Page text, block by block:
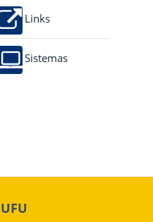
Links
Sistemas
UFU